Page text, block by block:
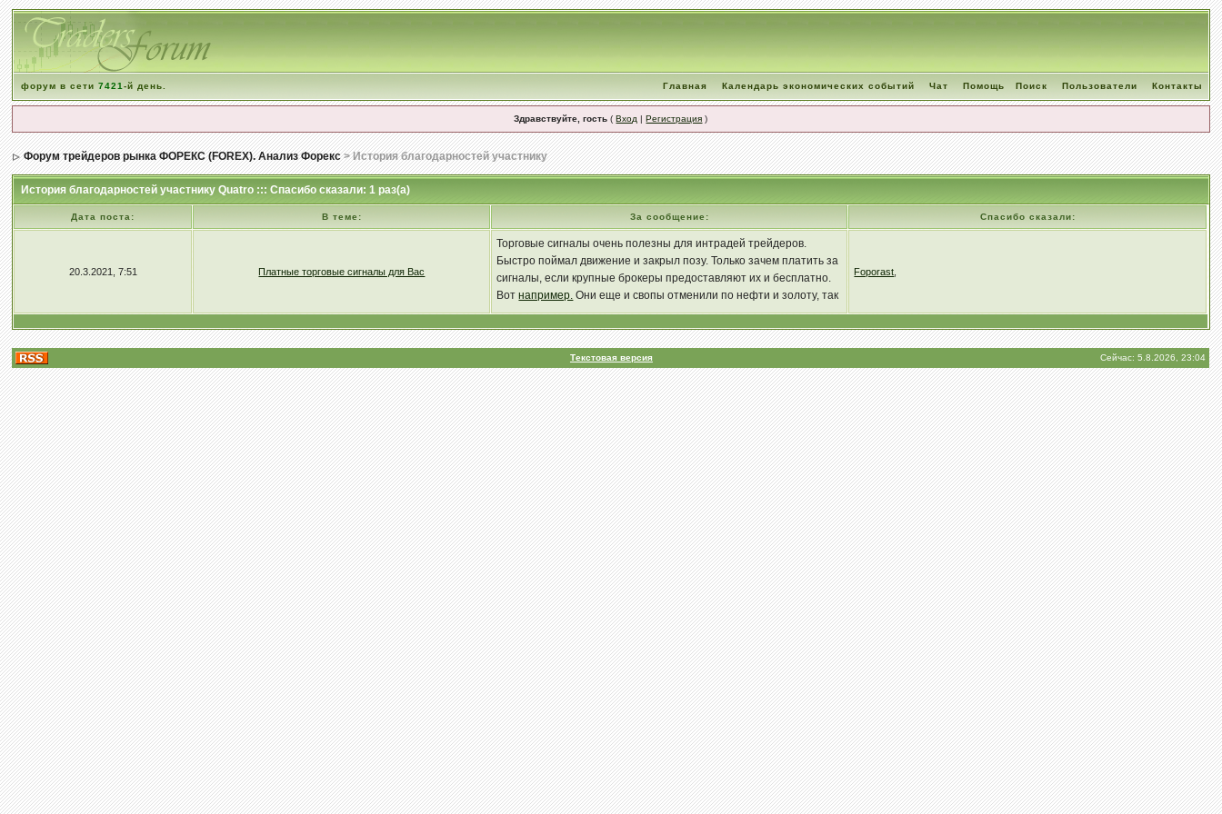
форум в сети7421-й день. Главная Календарь экономических событий Чат Помощь Поиск Пользователи Контакты
Здравствуйте, гость (Вход |Регистрация )
Форум трейдеров рынка ФОРЕКС (FOREX). Анализ Форекс> История благодарностей участнику
История благодарностей участнику Quatro ::: Спасибо сказали: 1 раз(а)
Дата поста: В теме: За сообщение: Спасибо сказали:
20.3.2021, 7:51 Платные торговые сигналы для Вас
Торговые сигналы очень полезны для интрадей трейдеров.
Быстро поймал движение и закрыл позу. Только зачем платить за
сигналы, если крупные брокеры предоставляют их и бесплатно.
Вотнапример. Они еще и свопы отменили по нефти и золоту, так
что если не успел закрыть до конца для - нестрашно.
Foporast
Текстовая версия Сейчас: 5.8.2026, 23:04